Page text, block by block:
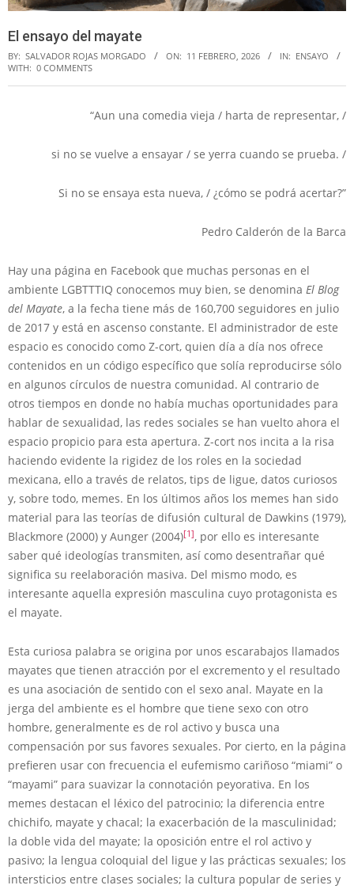
El ensayo del mayate
BY: SALVADOR ROJAS MORGADO ON: 11 FEBRERO, 2026 IN: ENSAYO
WITH: 0 COMMENTS
“Aun una comedia vieja / harta de representar, /
si no se vuelve a ensayar / se yerra cuando se prueba. /
Si no se ensaya esta nueva, / ¿cómo se podrá acertar?”
Pedro Calderón de la Barca
Hay una página en Facebook que muchas personas en el
ambiente LGBTTTIQ conocemos muy bien, se denomina El Blog
del Mayate, a la fecha tiene más de 160,700 seguidores en julio
de 2017 y está en ascenso constante. El administrador de este
espacio es conocido como Z-cort, quien día a día nos ofrece
contenidos en un código específico que solía reproducirse sólo
en algunos círculos de nuestra comunidad. Al contrario de
otros tiempos en donde no había muchas oportunidades para
hablar de sexualidad, las redes sociales se han vuelto ahora el
espacio propicio para esta apertura. Z-cort nos incita a la risa
haciendo evidente la rigidez de los roles en la sociedad
mexicana, ello a través de relatos, tips de ligue, datos curiosos
y, sobre todo, memes. En los últimos años los memes han sido
material para las teorías de difusión cultural de Dawkins (1979),
Blackmore (2000) y Aunger (2004)[1], por ello es interesante
saber qué ideologías transmiten, así como desentrañar qué
significa su reelaboración masiva. Del mismo modo, es
interesante aquella expresión masculina cuyo protagonista es
el mayate.
Esta curiosa palabra se origina por unos escarabajos llamados
mayates que tienen atracción por el excremento y el resultado
es una asociación de sentido con el sexo anal. Mayate en la
jerga del ambiente es el hombre que tiene sexo con otro
hombre, generalmente es de rol activo y busca una
compensación por sus favores sexuales. Por cierto, en la página
prefieren usar con frecuencia el eufemismo cariñoso “miami” o
“mayami” para suavizar la connotación peyorativa. En los
memes destacan el léxico del patrocinio; la diferencia entre
chichifo, mayate y chacal; la exacerbación de la masculinidad;
la doble vida del mayate; la oposición entre el rol activo y
pasivo; la lengua coloquial del ligue y las prácticas sexuales; los
intersticios entre clases sociales; la cultura popular de series y